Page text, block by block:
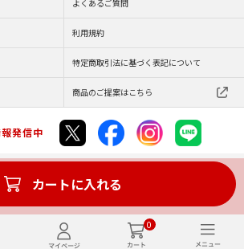
0
カートに入れる
よくあるご質問
利用規約
特定商取引法に基づく表記について
商品のご提案はこちら
発信中